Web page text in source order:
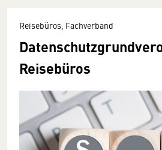
Reisebüros, Fachverband
Reisebüros